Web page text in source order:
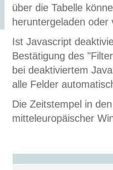
über die Tabelle
heruntergeladen oder
Ist Javascript
Bestätigung des
bei deaktiviertem
alle Felder
Die Zeitstempel in
mitteleuropäischer